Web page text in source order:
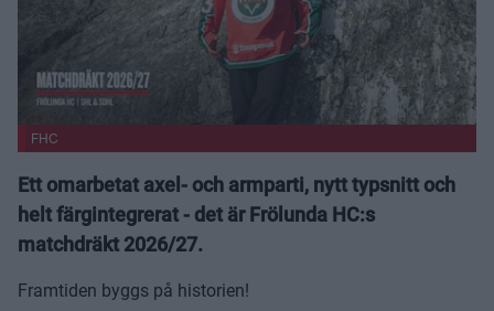
FHC
Ett omarbetat axel- och armparti, nytt typsnitt och
helt färgintegrerat - det är Frölunda HC:s
matchdräkt 2026/27.
Framtiden byggs på historien!